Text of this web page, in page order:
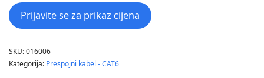
Prijavite se za prikaz cijena
SKU:016006
Kategorija: Prespojni kabel - CAT6